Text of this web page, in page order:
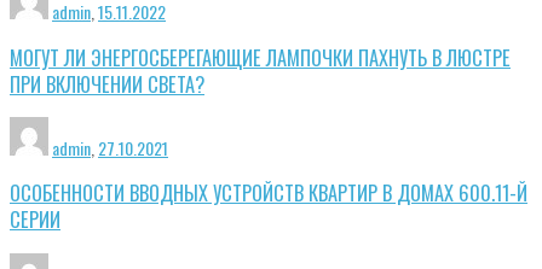
admin 15.11.2022
МОГУТ ЛИ ЭНЕРГОСБЕРЕГАЮЩИЕ ЛАМПОЧКИ ПАХНУТЬ В ЛЮСТРЕ
ПРИ ВКЛЮЧЕНИИ СВЕТА?
admin 27.10.2021
ОСОБЕННОСТИ ВВОДНЫХ УСТРОЙСТВ КВАРТИР В ДОМАХ 600.11-Й
СЕРИИ